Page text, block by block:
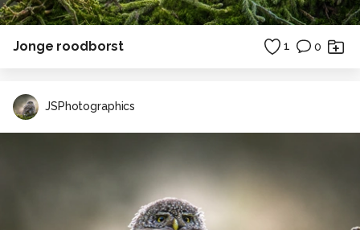
Jonge roodborst 1 0
JSPhotographics